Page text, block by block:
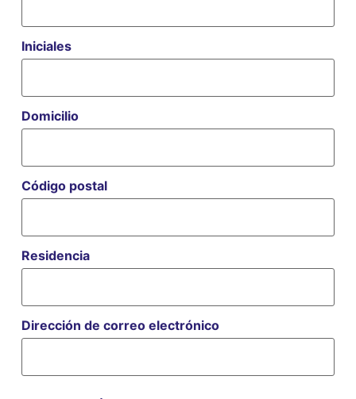
Iniciales
Domicilio
Código postal
Residencia
Dirección de correo electrónico